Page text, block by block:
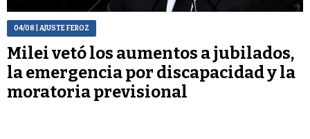
04/08 | AJUSTE FEROZ
Milei vetó los aumentos a jubilados,
la emergencia por discapacidad y la
moratoria previsional